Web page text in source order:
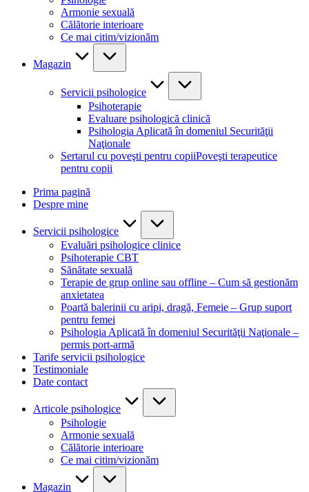
Armonie sexuală
Călătorie interioare
Ce mai citim/vizionăm
Magazin
Servicii psihologice
Psihoterapie
Evaluare psihologică clinică
Psihologia Aplicată în domeniul Securităţii
Naţionale
Sertarul cu poveşti pentru copiiPoveşti terapeutice
pentru copii
Prima pagină
Despre mine
Servicii psihologice
Evaluări psihologice clinice
Psihoterapie CBT
Sănătate sexuală
Terapie de grup online sau offline – Cum să gestionăm
anxietatea
Poartă balerinii cu aripi, dragă, Femeie – Grup suport
pentru femei
Psihologia Aplicată în domeniul Securităţii Naţionale –
permis port-armă
Tarife servicii psihologice
Testimoniale
Date contact
Articole psihologice
Psihologie
Armonie sexuală
Călătorie interioare
Ce mai citim/vizionăm
Magazin